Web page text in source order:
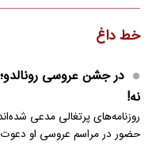
خط داغ
در جشن عروسی
نه!
روزنامه‌های پرتغالی مدعی
حضور در مراسم عروسی او